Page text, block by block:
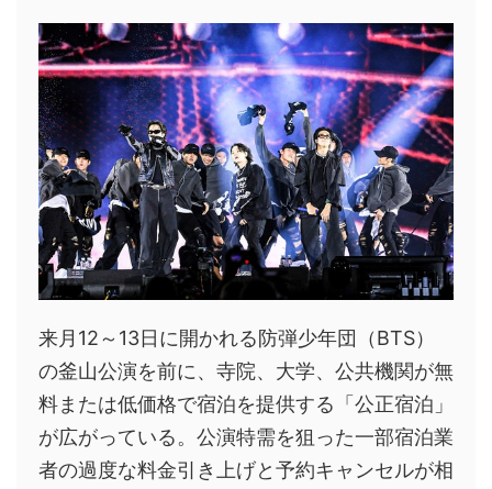
来月12～13日に開かれる防弾少年団（BTS）
の釜山公演を前に、寺院、大学、公共機関が無
料または低価格で宿泊を提供する「公正宿泊」
が広がっている。公演特需を狙った一部宿泊業
者の過度な料金引き上げと予約キャンセルが相